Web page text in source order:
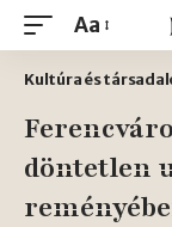
Aa
Kultúra és
döntetlen